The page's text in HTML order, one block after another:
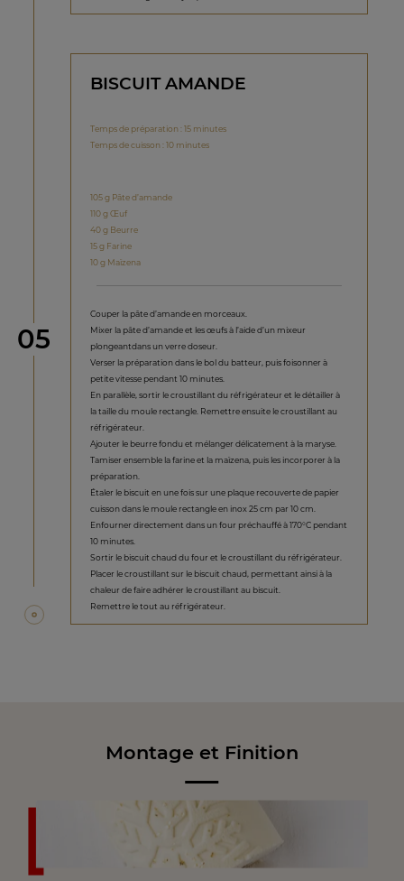
étape
05
BISCUIT AMANDE
Temps de préparation : 15 minutes
Temps de cuisson : 10 minutes
105 g Pâte d’amande
110 g Œuf
40 g Beurre
15 g Farine
10 g Maïzena
Couper la pâte d’amande en morceaux.
Mixer la pâte d’amande et les œufs à l’aide d’un mixeur
plongeantdans un verre doseur.
Verser la préparation dans le bol du batteur, puis foisonner à
petite vitesse pendant 10 minutes.
En parallèle, sortir le croustillant du réfrigérateur et le détailler à
la taille du moule rectangle. Remettre ensuite le croustillant au
réfrigérateur.
Ajouter le beurre fondu et mélanger délicatement à la maryse.
Tamiser ensemble la farine et la maïzena, puis les incorporer à la
préparation.
Étaler le biscuit en une fois sur une plaque recouverte de papier
cuisson dans le moule rectangle en inox 25 cm par 10 cm.
Enfourner directement dans un four préchauffé à 170°C pendant
10 minutes.
Sortir le biscuit chaud du four et le croustillant du réfrigérateur.
Placer le croustillant sur le biscuit chaud, permettant ainsi à la
chaleur de faire adhérer le croustillant au biscuit.
Remettre le tout au réfrigérateur.
Montage et Finition